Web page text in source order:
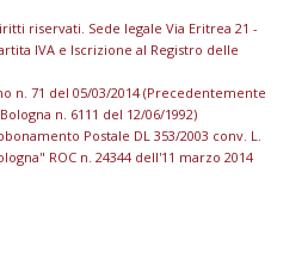
riservati. Sede legale Via Eritrea 21 -
IVA e Iscrizione al Registro delle
n. 71 del 05/03/2014 (Precedentemente
n. 6111 del 12/06/1992)
Postale DL 353/2003 conv. L.
ROC n. 24344 dell'11 marzo 2014